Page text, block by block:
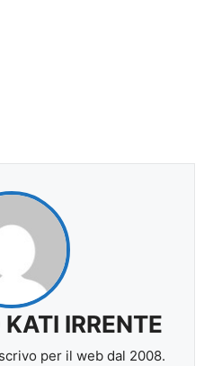
IRRENTE
per il web dal 2008.